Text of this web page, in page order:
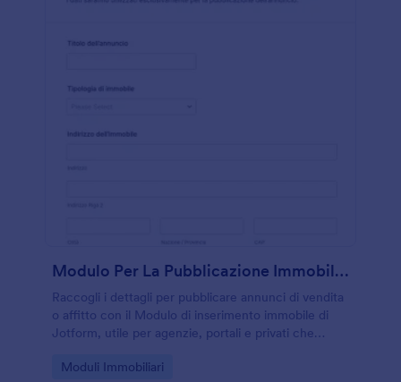
Modulo Per La Pubblicazione Immobiliare
Raccogli i dettagli per pubblicare annunci di vendita
o affitto con il Modulo di inserimento immobile di
Jotform, utile per agenzie, portali e privati che
Go to Category:
Moduli Immobiliari